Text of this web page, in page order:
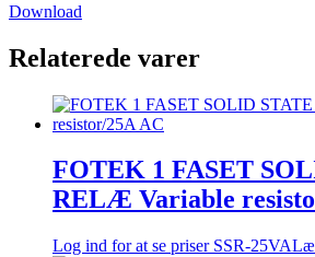
Download
Relaterede varer
FOTEK 1 FASET
RELÆ Variable
Log ind for at se priserSSR-25VA